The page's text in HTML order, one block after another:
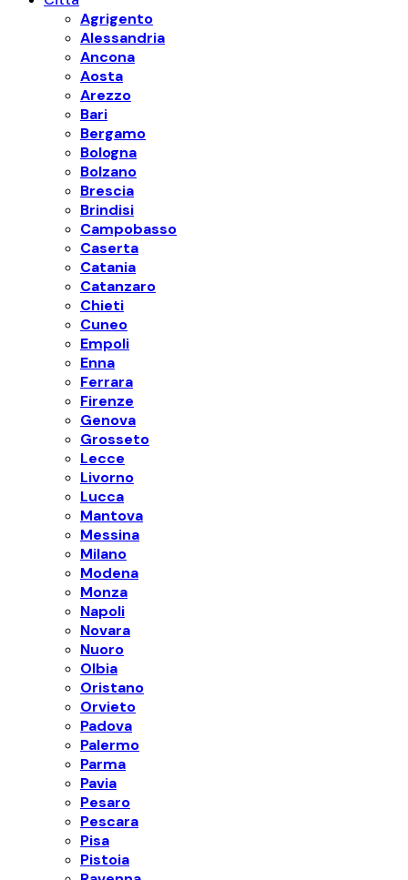
Agrigento
Alessandria
Ancona
Aosta
Arezzo
Bari
Bergamo
Bologna
Bolzano
Brescia
Brindisi
Campobasso
Caserta
Catania
Catanzaro
Chieti
Cuneo
Empoli
Enna
Ferrara
Firenze
Genova
Grosseto
Lecce
Livorno
Lucca
Mantova
Messina
Milano
Modena
Monza
Napoli
Novara
Nuoro
Olbia
Oristano
Orvieto
Padova
Palermo
Parma
Pavia
Pesaro
Pescara
Pisa
Pistoia